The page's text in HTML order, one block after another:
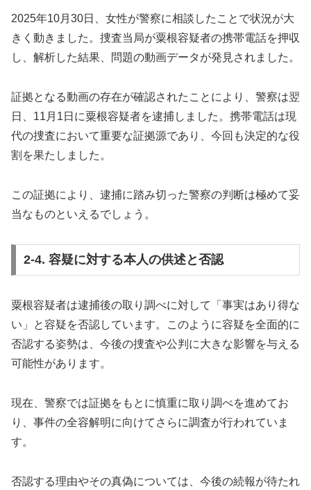
2025年10月30日、女性が警察に相談したことで状況が大
きく動きました。捜査当局が粟根容疑者の携帯電話を押収
し、解析した結果、問題の動画データが発見されました。
証拠となる動画の存在が確認されたことにより、警察は翌
日、11月1日に粟根容疑者を逮捕しました。携帯電話は現
代の捜査において重要な証拠源であり、今回も決定的な役
割を果たしました。
この証拠により、逮捕に踏み切った警察の判断は極めて妥
当なものといえるでしょう。
2-4. 容疑に対する本人の供述と否認
粟根容疑者は逮捕後の取り調べに対して「事実はあり得な
い」と容疑を否認しています。このように容疑を全面的に
否認する姿勢は、今後の捜査や公判に大きな影響を与える
可能性があります。
現在、警察では証拠をもとに慎重に取り調べを進めてお
り、事件の全容解明に向けてさらに調査が行われていま
す。
否認する理由やその真偽については、今後の続報が待たれ